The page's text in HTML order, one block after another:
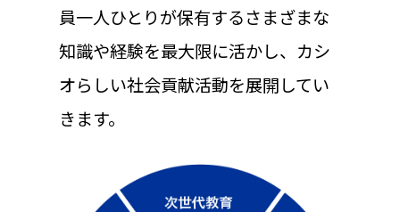
員一人ひとりが保有するさまざまな
知識や経験を最大限に活かし、カシ
オらしい社会貢献活動を展開してい
きます。